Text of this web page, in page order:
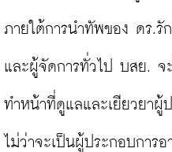
ภายใต้การนำทัพของ ดร.รั
และผู้จัดการทั่วไป บสย. จ
ทำหน้าที่ดูแลและเยียวยาผู้
ไม่ว่าจะเป็นผู้ประกอบการ